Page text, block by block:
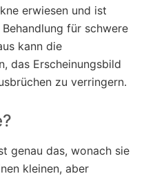
erwiesen und ist
für schwere
kann die
das Erscheinungsbild
zu verringern.
genau das, wonach sie
kleinen, aber